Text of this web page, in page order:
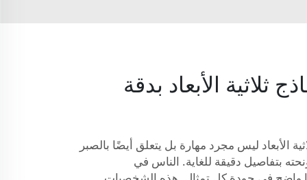
ثلاثية الأبعاد بدقة
الأبعاد ليس مجرد مهارة بل يتعلق أيضًا بالصبر
بتفاصيل دقيقة للغاية. الناس في